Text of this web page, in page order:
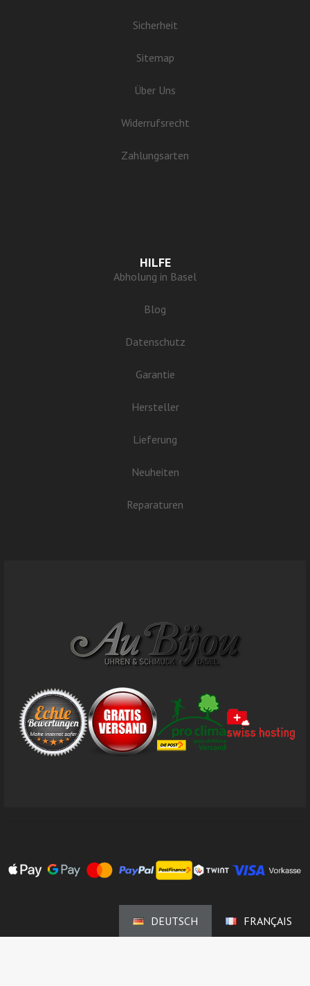
Sicherheit
Sitemap
Über Uns
Widerrufsrecht
Zahlungsarten
HILFE
Abholung in Basel
Blog
Datenschutz
Garantie
Hersteller
Lieferung
Neuheiten
Reparaturen
DEUTSCH FRANÇAIS